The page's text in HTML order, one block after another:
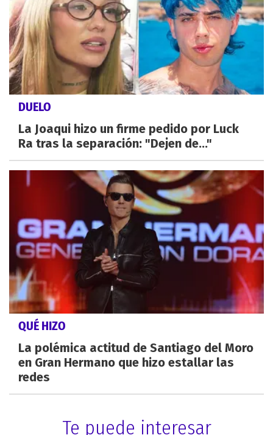
DUELO
La Joaqui hizo un firme pedido por Luck
Ra tras la separación: "Dejen de..."
QUÉ HIZO
La polémica actitud de Santiago del Moro
en Gran Hermano que hizo estallar las
redes
Te puede interesar